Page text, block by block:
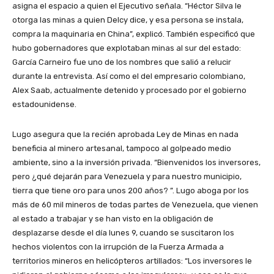
asigna el espacio a quien el Ejecutivo señala. “Héctor Silva le
otorga las minas a quien Delcy dice, y esa persona se instala,
compra la maquinaria en China”, explicó. También especificó que
hubo gobernadores que explotaban minas al sur del estado:
García Carneiro fue uno de los nombres que salió a relucir
durante la entrevista. Así como el del empresario colombiano,
Alex Saab, actualmente detenido y procesado por el gobierno
estadounidense.
Lugo asegura que la recién aprobada Ley de Minas en nada
beneficia al minero artesanal, tampoco al golpeado medio
ambiente, sino a la inversión privada. “Bienvenidos los inversores,
pero ¿qué dejarán para Venezuela y para nuestro municipio,
tierra que tiene oro para unos 200 años? ”. Lugo aboga por los
más de 60 mil mineros de todas partes de Venezuela, que vienen
al estado a trabajar y se han visto en la obligación de
desplazarse desde el día lunes 9, cuando se suscitaron los
hechos violentos con la irrupción de la Fuerza Armada a
territorios mineros en helicópteros artillados: “Los inversores le